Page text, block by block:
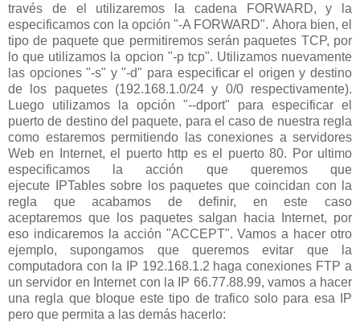
través de el utilizaremos la cadena FORWARD, y la
especificamos con la opción "-A FORWARD". Ahora bien, el
tipo de paquete que permitiremos serán paquetes TCP, por
lo que utilizamos la opcion "-p tcp". Utilizamos nuevamente
las opciones "-s" y "-d" para especificar el origen y destino
de los paquetes (192.168.1.0/24 y 0/0 respectivamente).
Luego utilizamos la opción "--dport" para especificar el
puerto de destino del paquete, para el caso de nuestra regla
como estaremos permitiendo las conexiones a servidores
Web en Internet, el puerto http es el puerto 80. Por ultimo
especificamos la acción que queremos que
ejecute IPTables sobre los paquetes que coincidan con la
regla que acabamos de definir, en este caso
aceptaremos que los paquetes salgan hacia Internet, por
eso indicaremos la acción "ACCEPT".Vamos a hacer otro
ejemplo, supongamos que queremos evitar que la
computadora con la IP 192.168.1.2 haga conexiones FTP a
un servidor en Internet con la IP 66.77.88.99, vamos a hacer
una regla que bloque este tipo de trafico solo para esa IP
pero que permita a las demás hacerlo: